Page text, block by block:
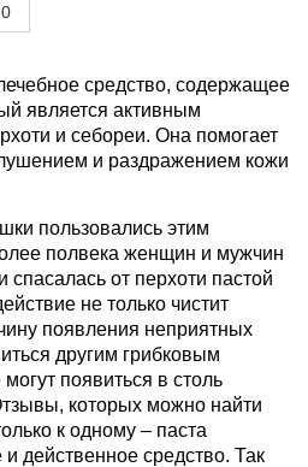
средство, содержащее
является активным
и себореи. Она помогает
и раздражением кожи
пользовались этим
полвека женщин и мужчин
спасалась от перхоти пастой
не только чистит
появления неприятных
другим грибковым
появиться в столь
которых можно найти
к одному – паста
действенное средство. Так